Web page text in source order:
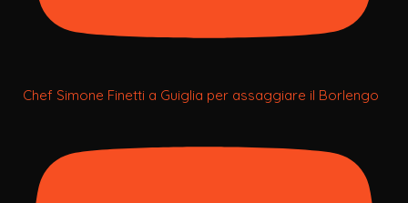
Chef Simone Finetti a Guiglia per assaggiare il Borlengo